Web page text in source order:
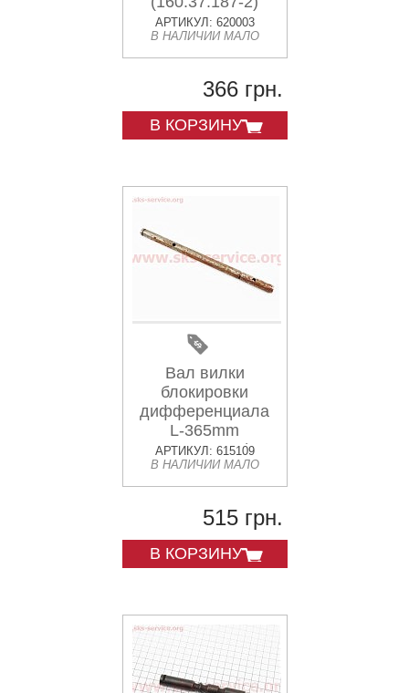
АРТИКУЛ: 620003
В НАЛИЧИИ МАЛО
366 грн.
В КОРЗИНУ
Вал вилки
блокировки
дифференциала
L-365mm
DongFeng 354/404
(300.38.155-1)
АРТИКУЛ: 615109
В НАЛИЧИИ МАЛО
515 грн.
В КОРЗИНУ